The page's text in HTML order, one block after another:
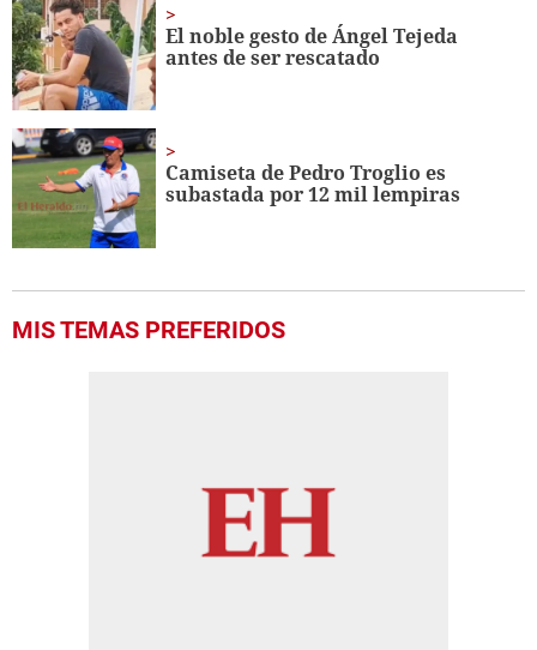
El noble gesto de Ángel Tejeda
antes de ser rescatado
Camiseta de Pedro Troglio es
subastada por 12 mil lempiras
MIS TEMAS PREFERIDOS